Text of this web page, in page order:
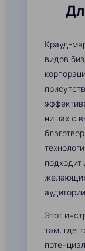
Крауд-
видов
нишах с
Этот
там, где